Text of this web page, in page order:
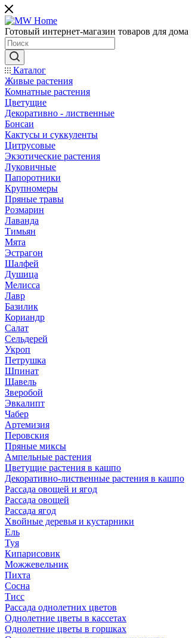
Готовый интернет-магазин товаров для дома
Каталог
Живые растения
Комнатные растения
Цветущие
Декоративно - лиственные
Бонсаи
Кактусы и суккуленты
Цитрусовые
Экзотические растения
Луковичные
Папоротники
Крупномеры
Пряные травы
Розмарин
Лаванда
Тимьян
Мята
Эстрагон
Шалфей
Душица
Мелисса
Лавр
Базилик
Кориандр
Салат
Сельдерей
Укроп
Петрушка
Шпинат
Щавель
Зверобой
Эвкалипт
Чабер
Артемизия
Перовския
Пряные миксы
Ампельные растения
Цветущие растения в кашпо
Декоративно-лиственные растения в кашпо
Рассада овощей и ягод
Рассада овощей
Рассада ягод
Хвойные деревья и кустарники
Ель
Туя
Кипарисовик
Можжевельник
Пихта
Сосна
Тисc
Рассада однолетних цветов
Однолетние цветы в кассетах
Однолетние цветы в горшках